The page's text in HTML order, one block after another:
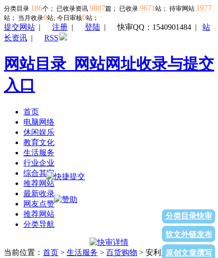
分类目录 186个； 已收录资讯 9887篇； 已收录 9671 站； 待审网站 1977
站； 当月收录0站; 今日审核0站；
提交网站 | 注册 | 登陆 |快审QQ：1540901484 | 站
长资讯 | RSS
网站目录_网站网址收录与提交
入口
首页
电脑网络
休闲娱乐
教育文化
生活服务
行业企业
综合其它
推荐网站
最新收录
网友点赞
推荐网站
分类导航
分类目录快审
软文外链发布
原创文章撰写
当前位置： 首页 > 生活服务 > 百货购物 > 安利产品